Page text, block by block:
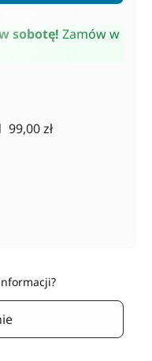
sobotę! Zamów w
99,00 zł